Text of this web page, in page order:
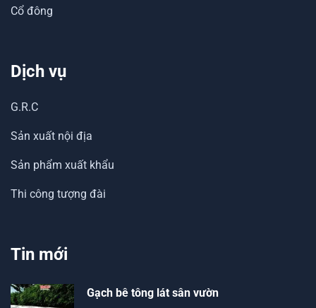
Cổ đông
Dịch vụ
G.R.C
Sản xuất nội địa
Sản phẩm xuất khẩu
Thi công tượng đài
Tin mới
Gạch bê tông lát sân vườn